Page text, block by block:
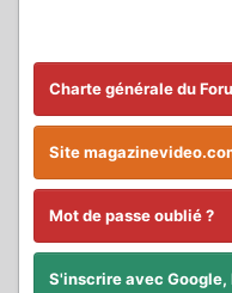
Charte générale du
Site
Mot de passe oublié ?
S'inscrire avec Google,